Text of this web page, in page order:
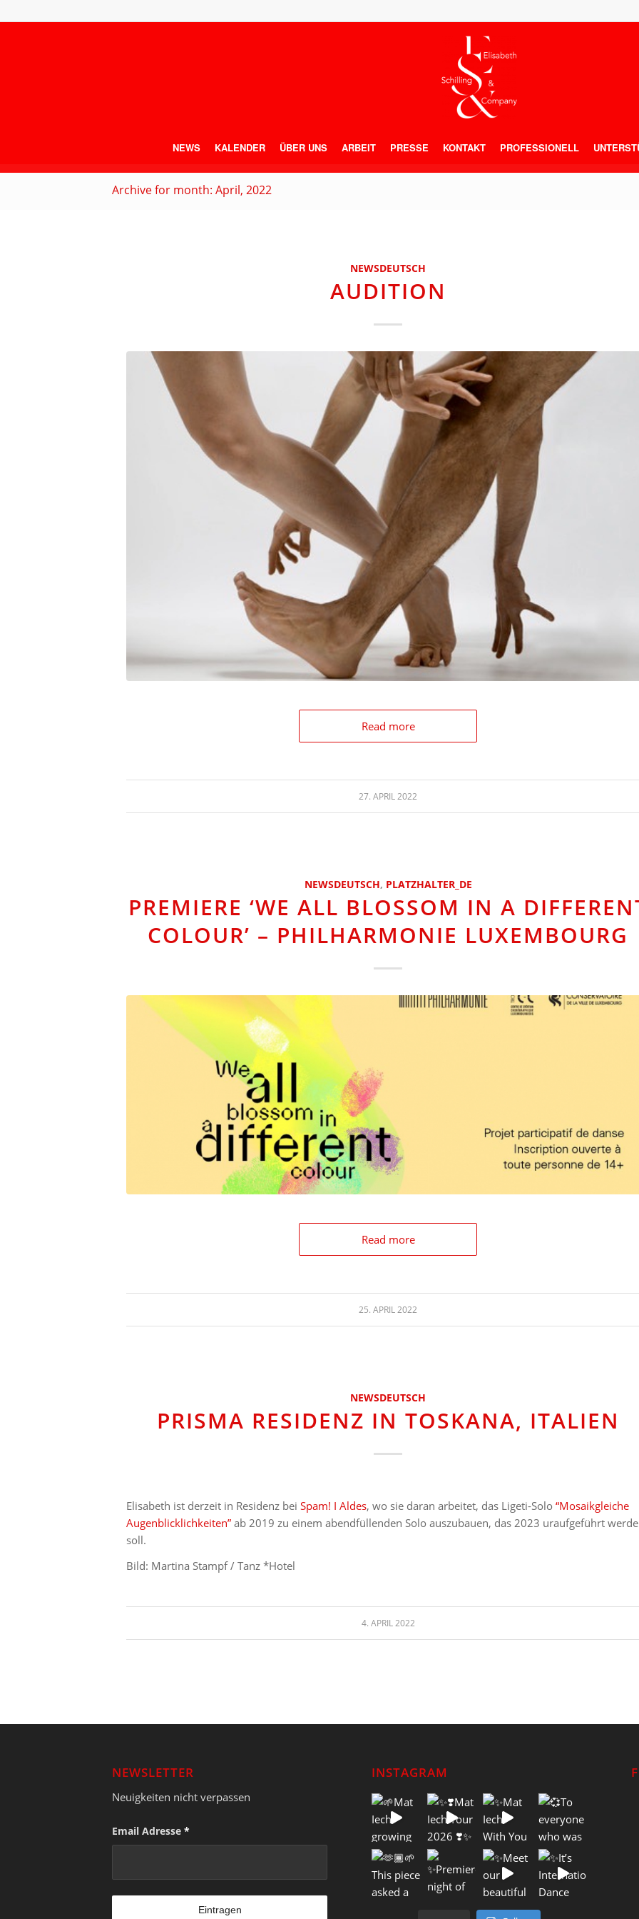
NEWS KALENDER ÜBER UNS ARBEIT PRESSE KONTAKT PROFESSIONELL
Archive for month: April, 2022
NEWSDEUTSCH
AUDITION
Read more
27. APRIL 2022
NEWSDEUTSCH, PLATZHALTER_DE
PREMIERE ‘WE ALL BLOSSOM IN A
COLOUR’ – PHILHARMONIE LUXEMBOURG
Read more
25. APRIL 2022
NEWSDEUTSCH
PRISMA RESIDENZ IN TOSKANA, ITALIEN
Elisabeth ist derzeit in Residenz bei Spam! I Aldes, wo sie daran arbeitet, das Ligeti-Solo “Mosaikgleiche
Augenblicklichkeiten” ab 2019 zu einem abendfüllenden Solo auszubauen, das 2023 uraufgeführt
soll.
Bild: Martina Stampf / Tanz *Hotel
4. APRIL 2022
NEWSLETTER
Neuigkeiten nicht verpassen
Email Adresse *
INSTAGRAM